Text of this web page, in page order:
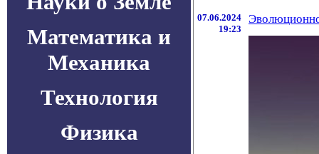
Математика и
Механика
Технология
Физика
07.06.2024
19:23